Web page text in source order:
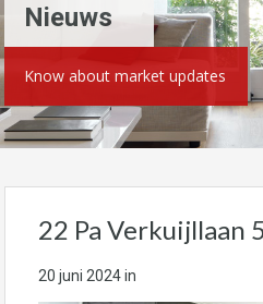
Nieuws
Know about market updates
22 Pa Verkuijllaan
20 juni 2024in